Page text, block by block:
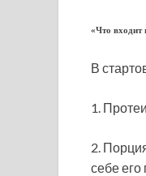
«Что входит
В
1.
2.
себе его